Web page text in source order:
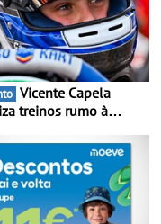
treinos rumo à
Karting e mira boa
- O Campeonato
Karting 2026
entre 1 de Março e
Setembro